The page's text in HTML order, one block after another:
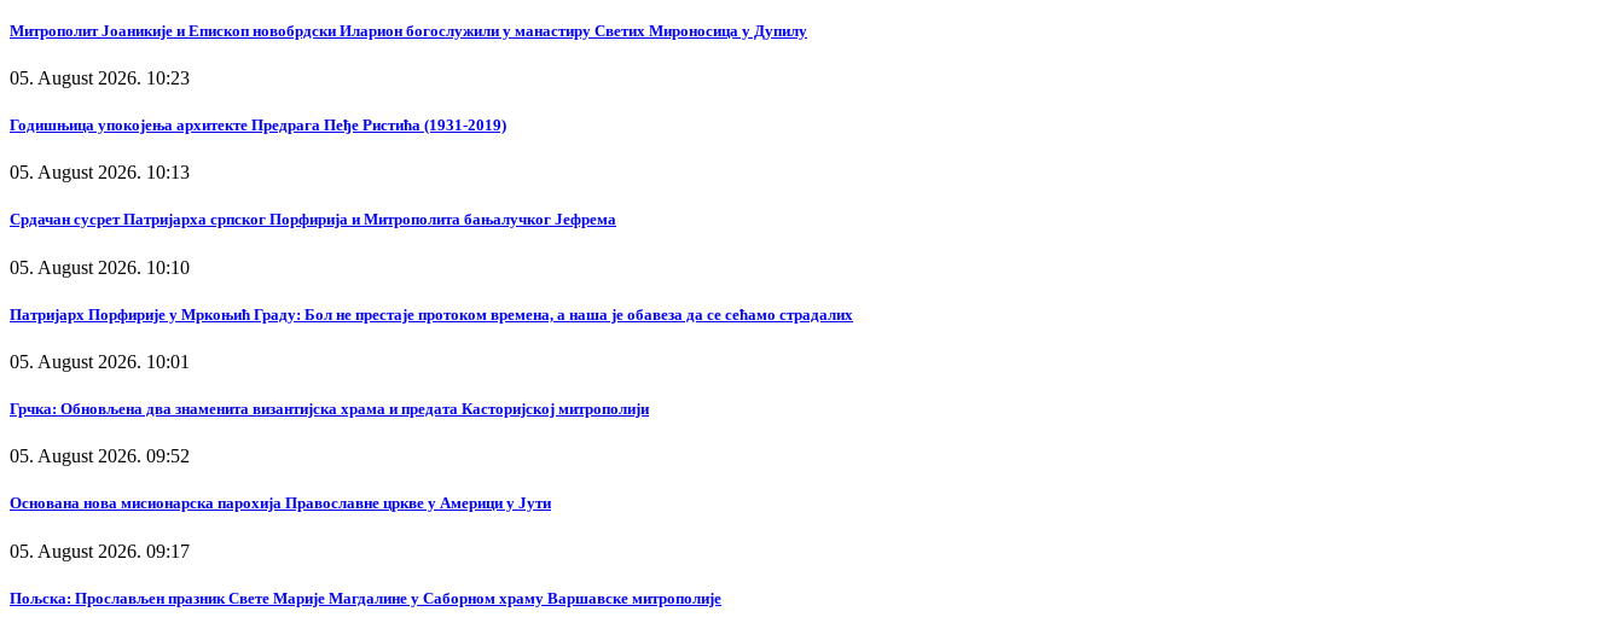
Митрополит Јоаникије и Епископ новобрдски Иларион богослужили у манастиру Светих Мироносица у Дупилу
05. August 2026. 10:23
Годишњица упокојења архитекте Предрага Пеђе Ристића (1931-2019)
05. August 2026. 10:13
Срдачан сусрет Патријарха српског Порфирија и Митрополита бањалучког Јефрема
05. August 2026. 10:10
Патријарх Порфирије у Мркоњић Граду: Бол не престаје протоком времена, а наша је обавеза да се сећамо страдалих
05. August 2026. 10:01
Грчка: Обновљена два знаменита византијска храма и предата Касторијској митрополији
05. August 2026. 09:52
Основана нова мисионарска парохија Православне цркве у Америци у Јути
05. August 2026. 09:17
Пољска: Прослављен празник Свете Марије Магдалине у Саборном храму Варшавске митрополије